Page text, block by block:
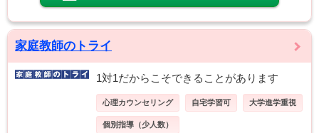
家庭教師のトライ
1対1だからこそできることがあります
心理カウンセリング 自宅学習可 大学進学重視
個別指導（少人数）